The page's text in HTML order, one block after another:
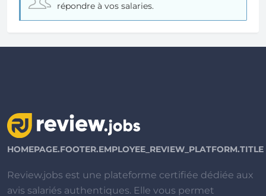
répondre à vos salaries.
HOMEPAGE.FOOTER.EMPLOYEE_REVIEW_PLATFORM.TITLE
Review.jobs est une plateforme certifiée dédiée aux
avis salariés authentiques. Elle vous permet